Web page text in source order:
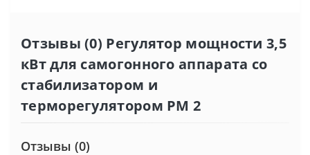
Отзывы (0) Регулятор мощности 3,5
кВт для самогонного аппарата со
стабилизатором и
терморегулятором РМ 2
Отзывы (0)